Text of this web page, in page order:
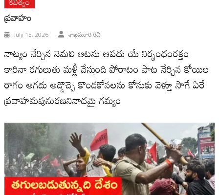
ప్రవాహం
July 15, 2026 శాఖమూరి రవి
నాట్యం నేర్చిన నెమలి ఆటను ఆపదు యే నిర్బంధంరక్తం
కారినా రగులుతు మళ్లీ చేస్తుంది పోరాటం పాట నేర్చిన కోయిల
రాగం ఆగదు అడ్డొచ్చె కొండకోనలను కోసుకు వెళ్తూ సాగే ఏరే
ప్రవాహమవునురణనినాదమై గమ్యం